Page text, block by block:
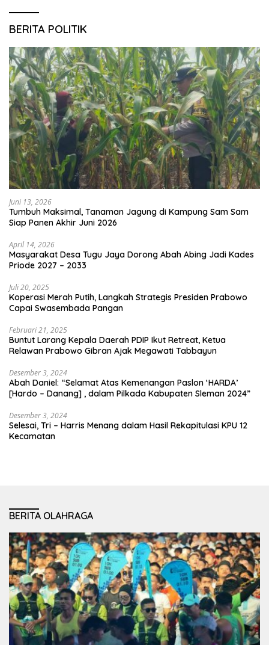
BERITA POLITIK
Juni 13, 2026
Tumbuh Maksimal, Tanaman Jagung di Kampung Sam Sam
Siap Panen Akhir Juni 2026
April 14, 2026
Masyarakat Desa Tugu Jaya Dorong Abah Abing Jadi Kades
Priode 2027 – 2033
Juli 20, 2025
Koperasi Merah Putih, Langkah Strategis Presiden Prabowo
Capai Swasembada Pangan
Februari 21, 2025
Buntut Larang Kepala Daerah PDIP Ikut Retreat, Ketua
Relawan Prabowo Gibran Ajak Megawati Tabbayun
Desember 3, 2024
Abah Daniel: “Selamat Atas Kemenangan Paslon ‘HARDA’
[Hardo – Danang] , dalam Pilkada Kabupaten Sleman 2024”
Desember 3, 2024
Selesai, Tri – Harris Menang dalam Hasil Rekapitulasi KPU 12
Kecamatan
BERITA OLAHRAGA